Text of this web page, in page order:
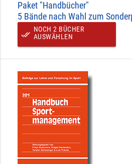
Paket "Handbücher"
5 Bände nach Wahl zum
done_all
NOCH 2 BÜCHER
AUSWÄHLEN